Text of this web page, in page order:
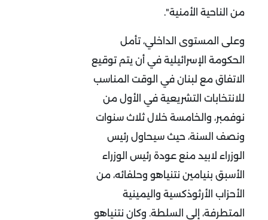
من الناحية الأمنية".
وعلى المستوى الداخلي، تأمل
الحكومة الإسرائيلية في أن يتم توقيع
الاتفاق مع لبنان في الوقت المناسب
للانتخابات التشريعية في الأول من
نوفمبر، والخامسة خلال ثلاث سنوات
ونصف السنة، حيث سيحاول رئيس
الوزراء لابيد منع عودة رئيس الوزراء
الأسبق بنيامين نتنياهو وحلفائه، من
الأحزاب الأرثوذكسية واليمينية
المتطرفة، إلى السلطة. وكان نتنياهو